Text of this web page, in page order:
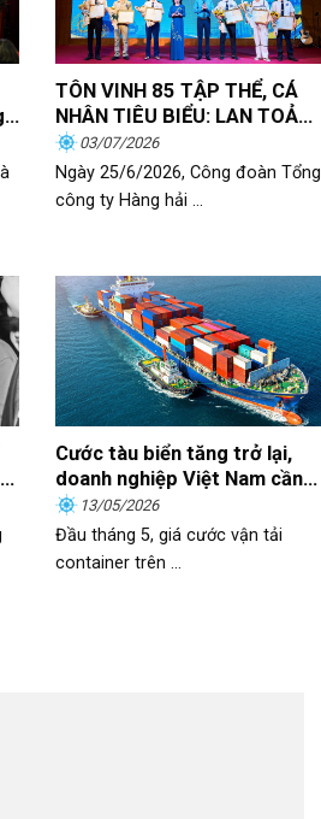
TÔN VINH 85 TẬP THỂ, CÁ
NHÂN TIÊU BIỂU: LAN TOẢ
GIÁ TRỊ CỐNG HIẾN, KHƠI
DẬY KHÁT VỌNG PHÁT
TRIỂN TRONG NGƯỜI LAO
ĐỘNG HÀNG HẢI
03/07/2026
Ngày 25/6/2026, Công đoàn Tổng
công ty Hàng hải ...
Cước tàu biển tăng trở lại,
doanh nghiệp Việt Nam cần
làm gì?
13/05/2026
Đầu tháng 5, giá cước vận tải
container trên ...